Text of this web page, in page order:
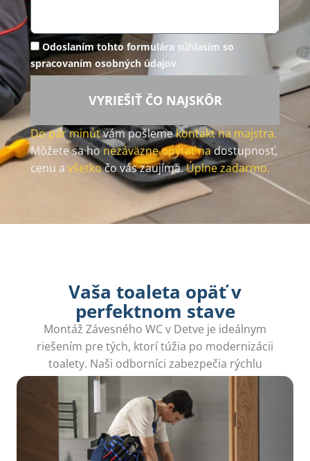
Odoslaním tohto formulára súhlasím so
spracovaním osobných údajov
VYRIEŠIŤ ČO NAJSKÔR
Do pár minútvám pošlemekontakt na majstra.
Môžete sa honezáväzne opýtať nadostupnosť,
cenu a všetkočo vás zaujíma.Úplne zadarmo.
Vaša toaleta opäť v
perfektnom stave
Montáž Závesného WC v Detve je ideálnym
riešením pre tých, ktorí túžia po modernizácii
toalety. Naši odborníci zabezpečia rýchlu
inštaláciu, aby ste sa vyhli problémom a stresu.